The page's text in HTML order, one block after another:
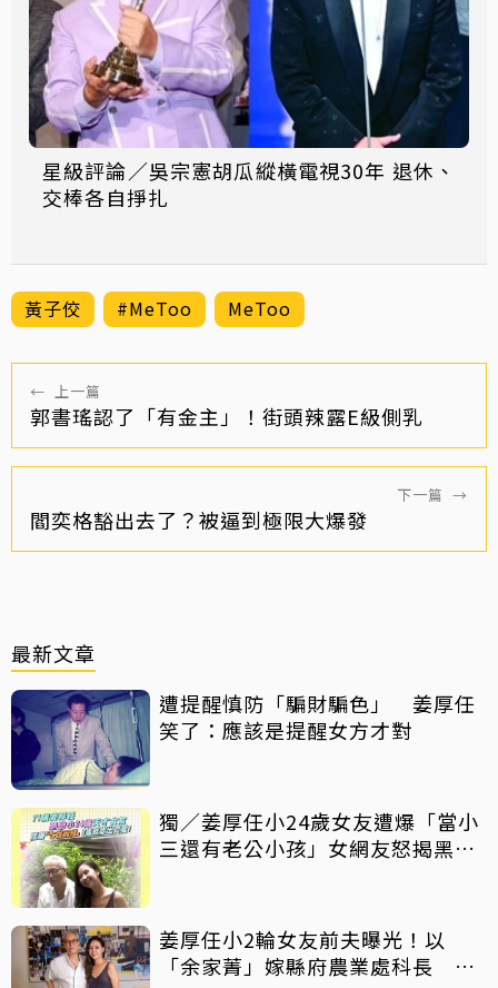
星級評論／吳宗憲胡瓜縱橫電視30年 退休、
交棒各自掙扎
黃子佼 #MeToo MeToo
← 上一篇
郭書瑤認了「有金主」！街頭辣露E級側乳
下一篇 →
閻奕格豁出去了？被逼到極限大爆發
最新文章
遭提醒慎防「騙財騙色」 姜厚任
笑了：應該是提醒女方才對
獨／姜厚任小24歲女友遭爆「當小
三還有老公小孩」女網友怒揭黑歷
姜厚任小2輪女友前夫曝光！以
「余家菁」嫁縣府農業處科長 交